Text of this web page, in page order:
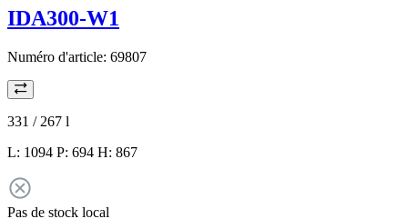
IDA300-W1
Numéro d'article: 69807
331 / 267 l
L: 1094 P: 694 H: 867
Pas de stock local